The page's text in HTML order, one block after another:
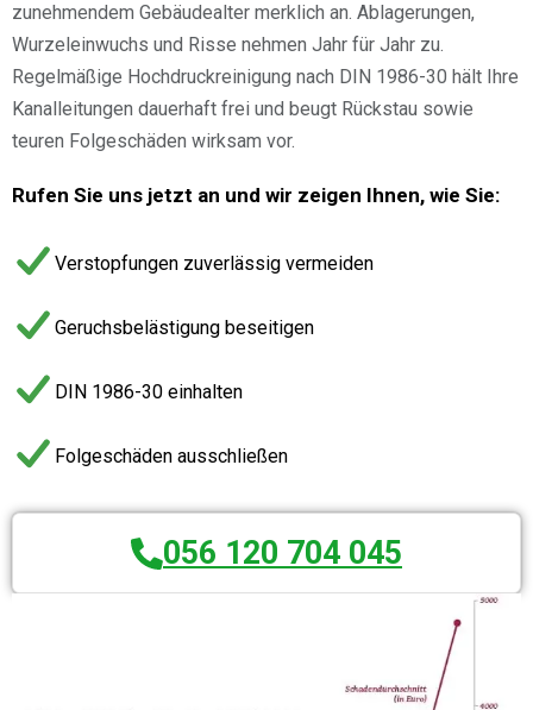
zunehmendem Gebäudealter merklich an. Ablagerungen,
Wurzeleinwuchs und Risse nehmen Jahr für Jahr zu.
Regelmäßige Hochdruckreinigung nach DIN 1986-30 hält Ihre
Kanalleitungen dauerhaft frei und beugt Rückstau sowie
teuren Folgeschäden wirksam vor.
Rufen Sie uns jetzt an und wir zeigen Ihnen, wie Sie:
Verstopfungen zuverlässig vermeiden
Geruchsbelästigung beseitigen
DIN 1986-30 einhalten
Folgeschäden ausschließen
056 120 704 045